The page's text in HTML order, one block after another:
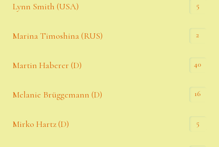
Lynn Smith (USA) 5
Marina Timoshina (RUS) 2
Martin Haberer (D) 40
Melanie Brüggemann (D) 16
Mirko Hartz (D) 5